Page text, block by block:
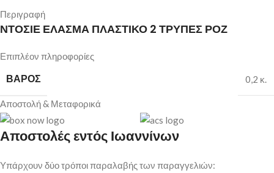
Περιγραφή
ΝΤΟΣΙΕ ΕΛΑΣΜΑ ΠΛΑΣΤΙΚΟ 2 ΤΡΥΠΕΣ ΡΟΖ
Επιπλέον πληροφορίες
ΒΆΡΟΣ 0,2 κ.
Αποστολή & Μεταφορικά
Αποστολές εντός Ιωαννίνων
Υπάρχουν δύο τρόποι παραλαβής των παραγγελιών: